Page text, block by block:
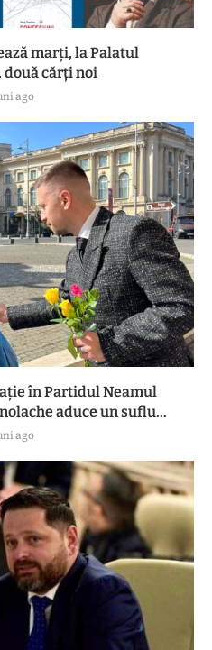
marți, la Palatul
două cărți noi
ago
în Partidul Neamul
aduce un suflu...
ago